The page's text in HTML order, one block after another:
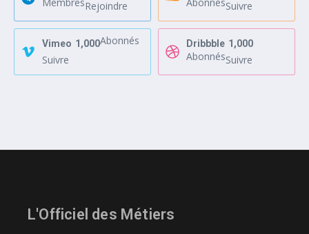
Rejoindre Suivre
Vimeo 1,000Abonnés
Suivre
Dribbble 1,000
AbonnésSuivre
L'Officiel des Métiers